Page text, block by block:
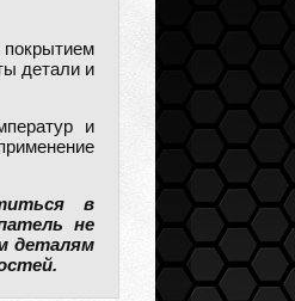
детали и
и
в
не
деталям